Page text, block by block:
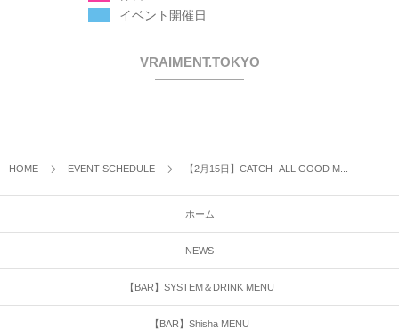
イベント開催日
VRAIMENT.TOKYO
HOME EVENT SCHEDULE 【2月15日】CATCH -ALL GOOD M...
ホーム
NEWS
【BAR】SYSTEM＆DRINK MENU
【BAR】Shisha MENU